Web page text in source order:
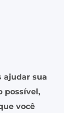
ajudar sua
possível,
você